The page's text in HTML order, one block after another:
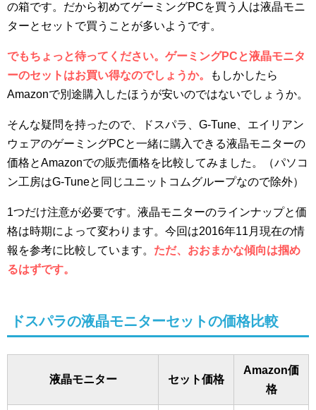
の箱です。だから初めてゲーミングPCを買う人は液晶モニ
ターとセットで買うことが多いようです。
でもちょっと待ってください。ゲーミングPCと液晶モニタ
ーのセットはお買い得なのでしょうか。
もしかしたら
Amazonで別途購入したほうが安いのではないでしょうか。
そんな疑問を持ったので、ドスパラ、G-Tune、エイリアン
ウェアのゲーミングPCと一緒に購入できる液晶モニターの
価格とAmazonでの販売価格を比較してみました。（パソコ
ン工房はG-Tuneと同じユニットコムグループなので除外）
1つだけ注意が必要です。液晶モニターのラインナップと価
格は時期によって変わります。今回は2016年11月現在の情
報を参考に比較しています。 ただ、おおまかな傾向は掴め
るはずです。
ドスパラの液晶モニターセットの価格比較
液晶モニター セット価格
Amazon価
格